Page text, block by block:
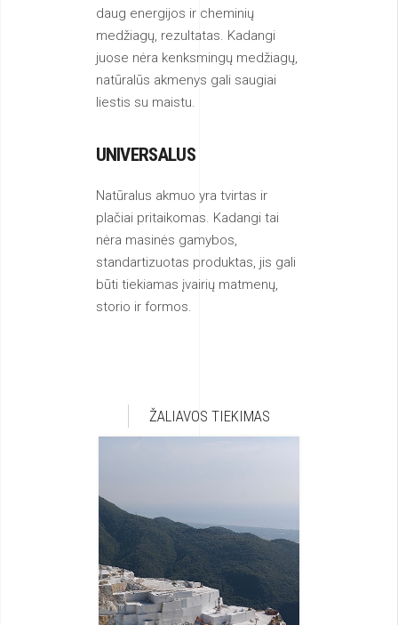
daug energijos ir cheminių
medžiagų, rezultatas. Kadangi
juose nėra kenksmingų medžiagų,
natūralūs akmenys gali saugiai
liestis su maistu.
UNIVERSALUS
Natūralus akmuo yra tvirtas ir
plačiai pritaikomas. Kadangi tai
nėra masinės gamybos,
standartizuotas produktas, jis gali
būti tiekiamas įvairių matmenų,
storio ir formos.
ŽALIAVOS TIEKIMAS